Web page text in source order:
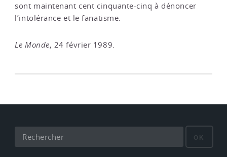
sont maintenant cent cinquante-cinq à dénoncer
l’intolérance et le fanatisme.
Le Monde, 24 février 1989.
OK